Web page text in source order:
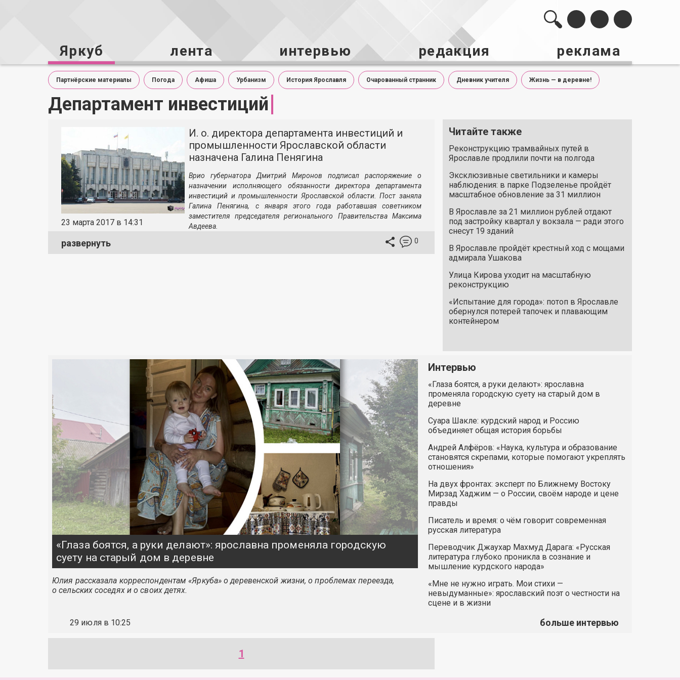
Яркуб лента интервью редакция реклама
Партнёрские материалы Погода Афиша Урбанизм История Ярославля Очарованный странник Дневник учителя Жизнь — в деревне!
Департамент инвестиций
23 марта 2017 в 14:31
И. о. директора департамента инвестиций и
промышленности Ярославской области
назначена Галина Пенягина
Врио губернатора Дмитрий Миронов подписал распоряжение о
назначении исполняющего обязанности директора департамента
инвестиций и промышленности Ярославской области. Пост заняла
Галина Пенягина, с января этого года работавшая советником
заместителя председателя регионального Правительства Максима
Авдеева.
развернуть 0
Читайте также
Реконструкцию трамвайных путей в
Ярославле продлили почти на полгода
Эксклюзивные светильники и камеры
наблюдения: в парке Подзеленье пройдёт
масштабное обновление за 31 миллион
В Ярославле за 21 миллион рублей отдают
под застройку квартал у вокзала — ради этого
снесут 19 зданий
В Ярославле пройдёт крестный ход с мощами
адмирала Ушакова
Улица Кирова уходит на масштабную
реконструкцию
«Испытание для города»: потоп в Ярославле
обернулся потерей тапочек и плавающим
контейнером
«Глаза боятся, а руки делают»: ярославна променяла городскую
суету на старый дом в деревне
Юлия рассказала корреспондентам «Яркуба» о деревенской жизни, о проблемах переезда,
о сельских соседях и о своих детях.
29 июля в 10:25
Интервью
«Глаза боятся, а руки делают»: ярославна
променяла городскую суету на старый дом в
деревне
Суара Шакле: курдский народ и Россию
объединяет общая история борьбы
Андрей Алфёров: «Наука, культура и образование
становятся скрепами, которые помогают укреплять
отношения»
На двух фронтах: эксперт по Ближнему Востоку
Мирзад Хаджим — о России, своём народе и цене
правды
Писатель и время: о чём говорит современная
русская литература
Переводчик Джаухар Махмуд Дарага: «Русская
литература глубоко проникла в сознание и
мышление курдского народа»
«Мне не нужно играть. Мои стихи —
невыдуманные»: ярославский поэт о честности на
сцене и в жизни
больше интервью
1